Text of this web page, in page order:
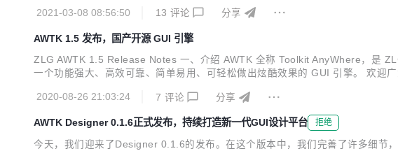
2021-03-08 08:56:50
13 评论 分享
AWTK 1.5 发布，国产开源 GUI 引擎
ZLG AWTK 1.5 Release Notes 一、介绍 AWTK 全称 Toolkit AnyWhere，是
一个功能强大、高效可靠、简单易用、可轻松做出炫酷效果的 GUI 引擎。 欢迎
2020-08-26 21:03:24
7 评论 分享
AWTK Designer 0.1.6正式发布，持续打造新一代GUI设计平台 拒绝
今天，我们迎来了Designer 0.1.6的发布。在这个版本中，我们完善了许多细节